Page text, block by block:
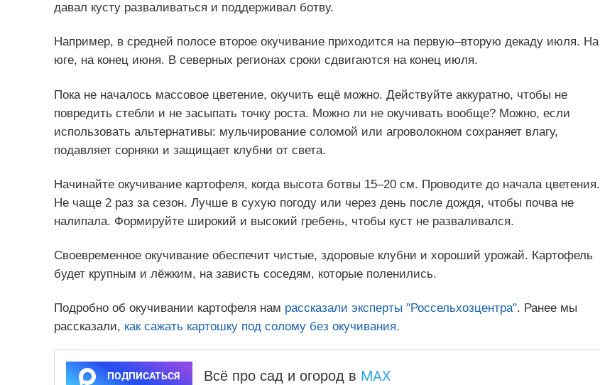
давал кусту разваливаться и поддерживал ботву.
Например, в средней полосе второе окучивание приходится на первую–вторую декаду июля. На
юге, на конец июня. В северных регионах сроки сдвигаются на конец июля.
Пока не началось массовое цветение, окучить ещё можно. Действуйте аккуратно, чтобы не
повредить стебли и не засыпать точку роста. Можно ли не окучивать вообще? Можно, если
использовать альтернативы: мульчирование соломой или агроволокном сохраняет влагу,
подавляет сорняки и защищает клубни от света.
Начинайте окучивание картофеля, когда высота ботвы 15–20 см. Проводите до начала цветения.
Не чаще 2 раз за сезон. Лучше в сухую погоду или через день после дождя, чтобы почва не
налипала. Формируйте широкий и высокий гребень, чтобы куст не разваливался.
Своевременное окучивание обеспечит чистые, здоровые клубни и хороший урожай. Картофель
будет крупным и лёжким, на зависть соседям, которые поленились.
Подробно об окучивании картофеля нам рассказали эксперты "Россельхозцентра". Ранее мы
рассказали, как сажать картошку под солому без окучивания.
ПОДПИСАТЬСЯ Всё про сад и огород в MAX